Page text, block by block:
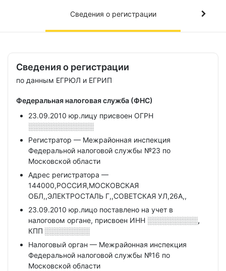
Сведения о регистрации
Сведения о регистрации
по данным ЕГРЮЛ и ЕГРИП
Федеральная налоговая служба (ФНС)
23.09.2010 юр.лицу присвоен ОГРН
░░░░░░░░░░░░░
Регистратор — Межрайонная инспекция
Федеральной налоговой службы №23 по
Московской области
Адрес регистратора —
144000,РОССИЯ,МОСКОВСКАЯ
ОБЛ,,ЭЛЕКТРОСТАЛЬ Г,,СОВЕТСКАЯ УЛ,26А,,
23.09.2010 юр.лицо поставлено на учет в
налоговом органе, присвоен ИНН ░░░░░░░░░░,
КПП ░░░░░░░░░
Налоговый орган — Межрайонная инспекция
Федеральной налоговой службы №16 по
Московской области